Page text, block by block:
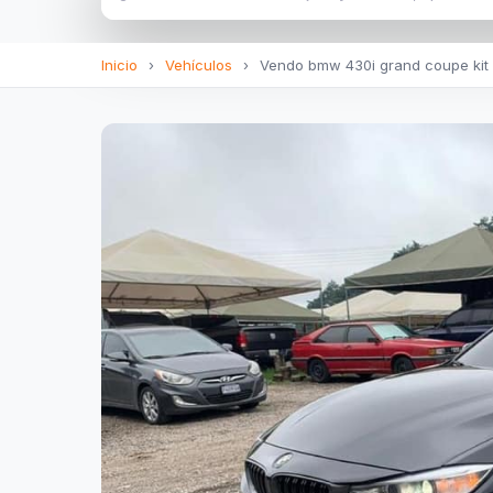
Inicio › Vehículos › Vendo bmw 430i grand coupe kit